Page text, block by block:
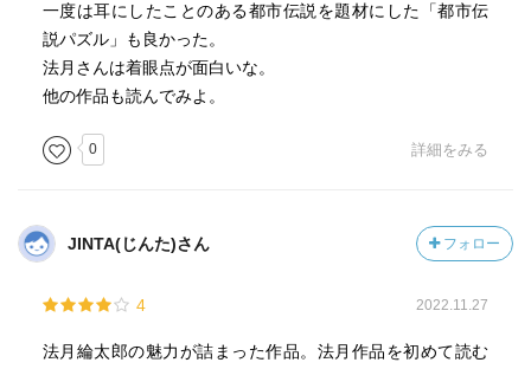
交換殺人の本、図書館、借りた時に変装？
交換殺人の元の依頼主だと思わせる？
図書館変装、風邪？実は本人？
共犯者、彼が襲った武藤誉子なのは意外。
武藤浩二を主犯に見せかける偽装交換殺人。
一度は耳にしたことのある都市伝説を題材にした「都市伝
説パズル」も良かった。
法月さんは着眼点が面白いな。
他の作品も読んでみよ。
0 詳細をみる
JINTA(じんた)さん フォロー
4 2022.11.27
法月綸太郎の魅力が詰まった作品。法月作品を初めて読む